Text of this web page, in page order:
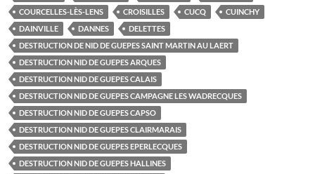
COURCELLES-LÈS-LENS
CROISILLES CUCQ
CUINCHY
DAINVILLE
DANNES
DELETTES
DESTRUCTION DE NID DE GUEPES SAINT MARTIN AU LAERT
DESTRUCTION NID DE GUEPES ARQUES
DESTRUCTION NID DE GUEPES CALAIS
DESTRUCTION NID DE GUEPES CAMPAGNE LES WADRECQUES
DESTRUCTION NID DE GUEPES CAPSO
DESTRUCTION NID DE GUEPES CLAIRMARAIS
DESTRUCTION NID DE GUEPES EPERLECQUES
DESTRUCTION NID DE GUEPES HALLINES